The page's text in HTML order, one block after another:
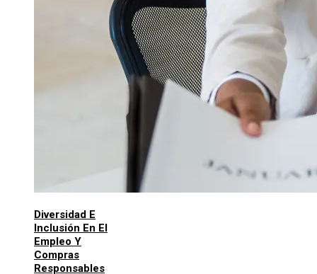
Diversidad E
Inclusión En El
Empleo Y
Compras
Responsables